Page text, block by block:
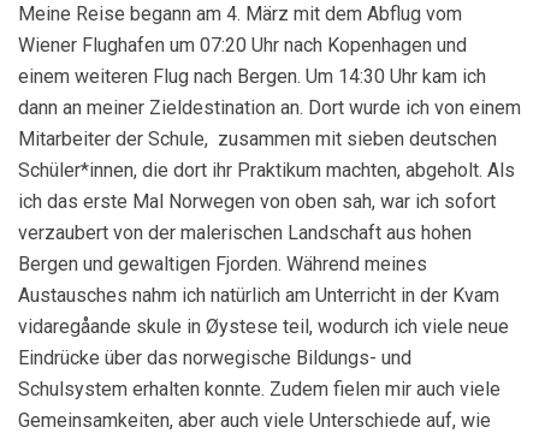
Meine Reise begann am 4. März mit dem Abflug vom
Wiener Flughafen um 07:20 Uhr nach Kopenhagen und
einem weiteren Flug nach Bergen. Um 14:30 Uhr kam ich
dann an meiner Zieldestination an. Dort wurde ich von einem
Mitarbeiter der Schule, zusammen mit sieben deutschen
Schüler*innen, die dort ihr Praktikum machten, abgeholt. Als
ich das erste Mal Norwegen von oben sah, war ich sofort
verzaubert von der malerischen Landschaft aus hohen
Bergen und gewaltigen Fjorden. Während meines
Austausches nahm ich natürlich am Unterricht in der Kvam
vidaregåande skule in Øystese teil, wodurch ich viele neue
Eindrücke über das norwegische Bildungs- und
Schulsystem erhalten konnte. Zudem fielen mir auch viele
Gemeinsamkeiten, aber auch viele Unterschiede auf, wie